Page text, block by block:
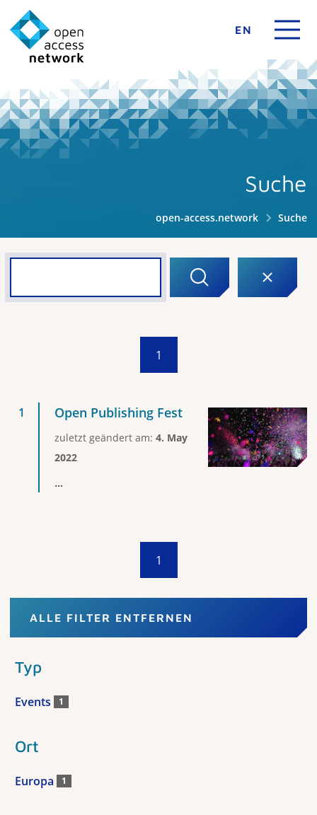
EN
Suche
open-access.network Suche
1
Open Publishing Fest
zuletzt geändert am: 4. May
2022
...
1
ALLE FILTER ENTFERNEN
Typ
Events 1
Ort
Europa 1